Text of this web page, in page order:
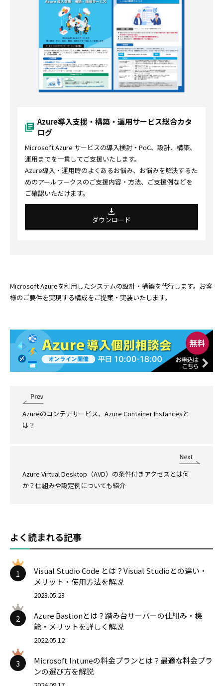
Azure導入支援・構築・運用サービス総合カタ
ログ
Microsoft Azure サービスの導入検討・PoC、設計、構築、
運用までを一貫してご支援いたします。
Azure導入・運用時のよくあるお悩み、お悩みを解決するた
めのアールワークスのご支援内容・方法、ご支援例などを
ご確認いただけます。
ダウンロード
Microsoft Azureを利用したシステムの設計・構築を代行します。お客
様のご要件を実現する構成をご提案・実装いたします。
Azureのコンテナサービス、Azure Container Instancesと
は？
Azure Virtual Desktop（AVD）の条件付きアクセスとは何
か？仕組みや設定例についても紹介
よく読まれる記事
1
Visual Studio Code とは？Visual Studioとの違い・
メリット・使用方法を解説
2023.05.23
2
Azure Bastionとは？踏み台サーバーの仕組み・機
能・メリットを詳しく解説
2022.05.12
3
Microsoft Intuneの料金プランとは？最適な料金プラ
ンの選び方を解説